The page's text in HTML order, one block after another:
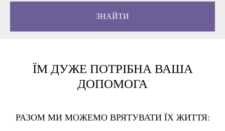
ЗНАЙТИ
ЇМ ДУЖЕ ПОТРІБНА ВАША
ДОПОМОГА
РАЗОМ МИ МОЖЕМО ВРЯТУВАТИ ЇХ ЖИТТЯ: